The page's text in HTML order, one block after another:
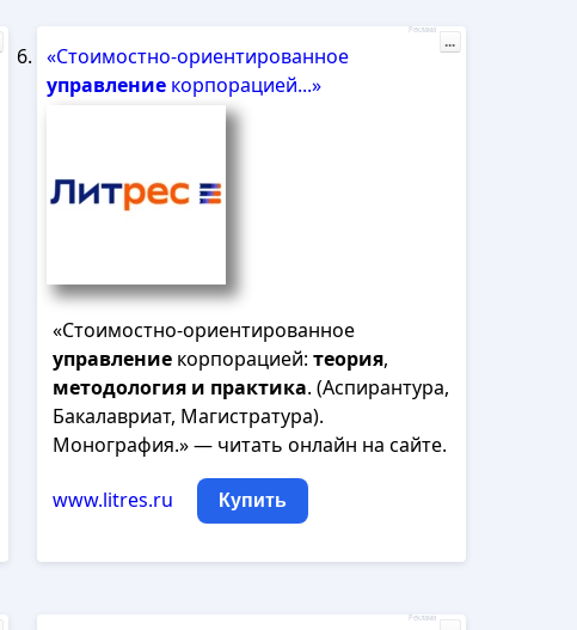
«Стоимостно-ориентированное
управление корпорацией...»
«Стоимостно-ориентированное
управление корпорацией:теория,
методология и практика. (Аспирантура,
Бакалавриат, Магистратура).
Монография.» — читать онлайн на сайте.
www.litres.ru Купить
Реклама
...
Реклама